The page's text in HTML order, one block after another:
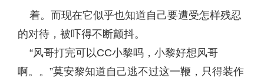
着。而现在它似乎也知道自己要遭受怎样残忍
的对待，被吓得不断颤抖。
“风哥打完可以CC小黎吗，小黎好想风哥
啊。。”莫安黎知道自己逃不过这一鞭，只得装作